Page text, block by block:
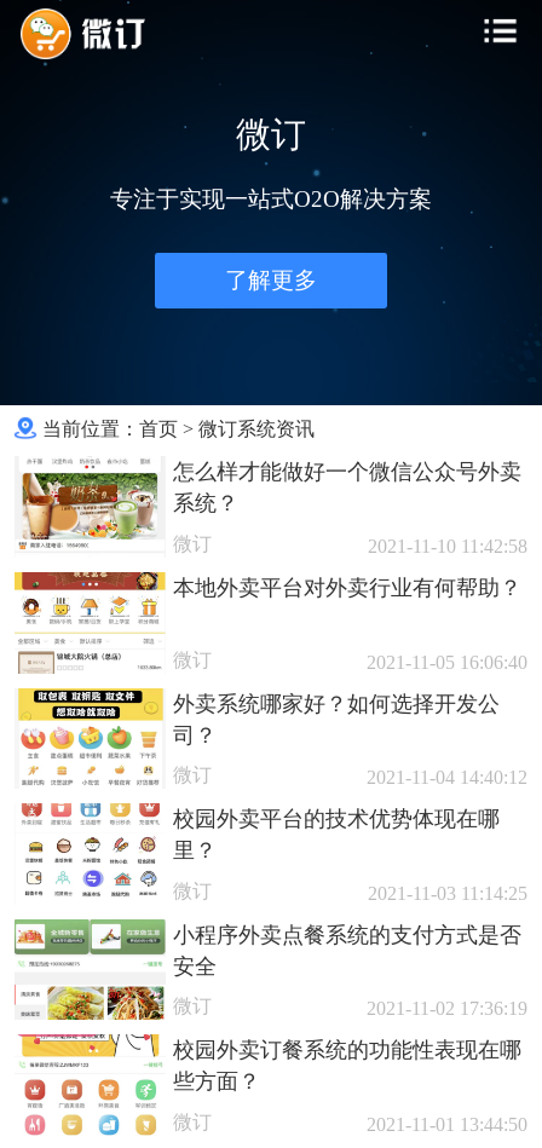
微订
专注于实现一站式O2O解决方案
了解更多
当前位置：首页 >微订系统资讯
怎么样才能做好一个微信公众号外卖
系统？
微订 2021-11-10 11:42:58
本地外卖平台对外卖行业有何帮助？
微订 2021-11-05 16:06:40
外卖系统哪家好？如何选择开发公
司？
微订 2021-11-04 14:40:12
校园外卖平台的技术优势体现在哪
里？
微订 2021-11-03 11:14:25
小程序外卖点餐系统的支付方式是否
安全
微订 2021-11-02 17:36:19
校园外卖订餐系统的功能性表现在哪
些方面？
微订 2021-11-01 13:44:50